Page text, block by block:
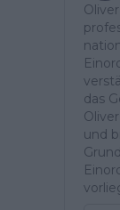
das
und